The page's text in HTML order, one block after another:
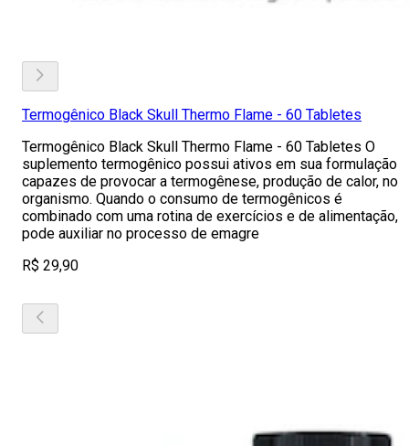
Termogênico Black Skull Thermo Flame - 60 Tabletes
Termogênico Black Skull Thermo Flame - 60 Tabletes O
suplemento termogênico possui ativos em sua formulação
capazes de provocar a termogênese, produção de calor, no
organismo. Quando o consumo de termogênicos é
combinado com uma rotina de exercícios e de alimentação,
pode auxiliar no processo de emagre
R$ 29,90